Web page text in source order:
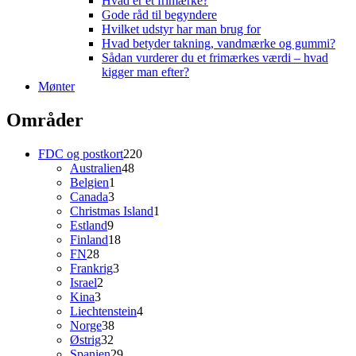
Gode råd til begyndere
Hvilket udstyr har man brug for
Hvad betyder takning, vandmærke og gummi?
Sådan vurderer du et frimærkes værdi – hvad
kigger man efter?
Mønter
Områder
FDC og postkort220220
Australien4848
Belgien1
Canada33
varer
Christmas Island1
Estland99
varer
Finland1818
FN2828
varer
Frankrig33
Israel2
Kina33
varer
Liechtenstein44
Norge3838
Østrig32
varer
29